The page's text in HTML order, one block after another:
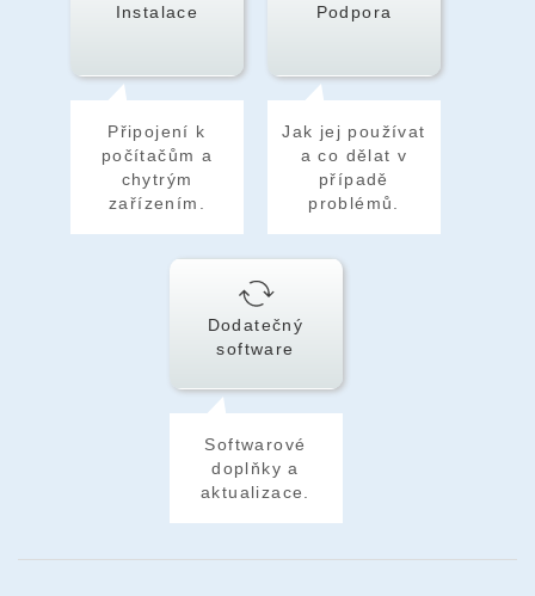
Instalace
Připojení k
počítačům a
chytrým
zařízením.
Podpora
Jak jej používat
a co dělat v
případě
problémů.
Dodatečný
software
Softwarové
doplňky a
aktualizace.